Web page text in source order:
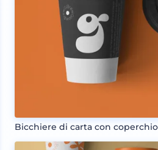
Bicchiere di carta con